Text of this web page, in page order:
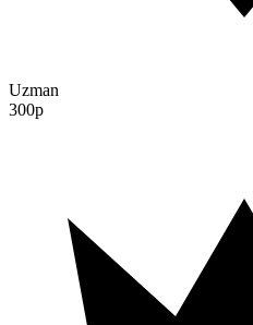
Uzman
300p